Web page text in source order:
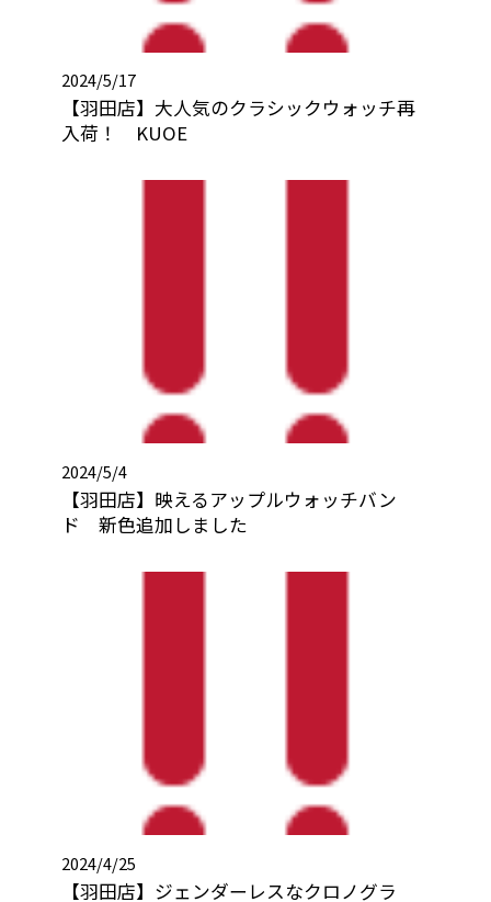
2024/5/17
【羽田店】大人気のクラシックウォッチ再
入荷！ KUOE
2024/5/4
【羽田店】映えるアップルウォッチバン
ド 新色追加しました
2024/4/25
【羽田店】ジェンダーレスなクロノグラ